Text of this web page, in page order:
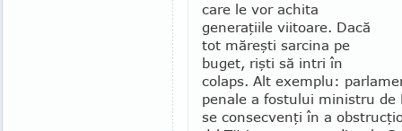
care le vor achita
generaţiile viitoare. Da­că
tot măreşti sarcina pe
buget, rişti să intri în
colaps. Alt exemplu:
penale a fostului ministru de
se consecvenţi în a